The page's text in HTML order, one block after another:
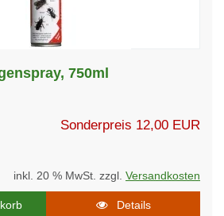
750ml
Sonderpreis 12,00 EUR
inkl. 20 % MwSt. zzgl. Versandkosten
Details